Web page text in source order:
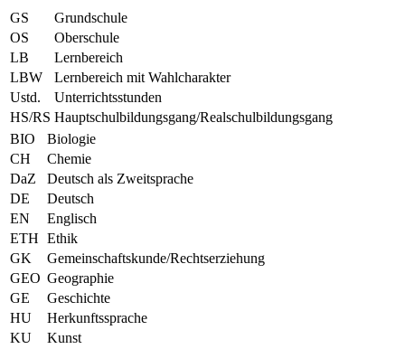
GS
Grundschule
OS
Oberschule
LB
Lernbereich
LBW
Lernbereich mit Wahlcharakter
Ustd.
Unterrichtsstunden
HS/RS Hauptschulbildungsgang/Realschulbildungsgang
BIO
Biologie
CH
Chemie
DaZ
Deutsch als Zweitsprache
DE
Deutsch
EN
Englisch
ETH Ethik
GK
Gemeinschaftskunde/Rechtserziehung
GEO Geographie
GE
Geschichte
HU
Herkunftssprache
KU
Kunst